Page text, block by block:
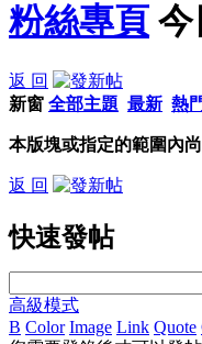
粉絲專頁 今
返 回
新窗 全部主題 最新 熱
本版塊或指定的範圍內
返 回
快速發帖
高級模式
B Color Image Link Quote